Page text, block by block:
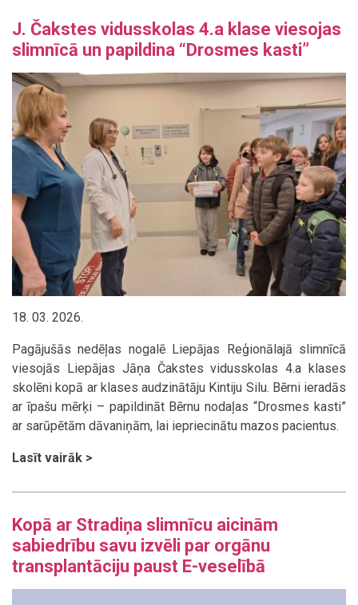
J. Čakstes vidusskolas 4.a klase viesojas
slimnīcā un papildina “Drosmes kasti”
18. 03. 2026.
Pagājušās nedēļas nogalē Liepājas Reģionālajā slimnīcā
viesojās Liepājas Jāņa Čakstes vidusskolas 4.a klases
skolēni kopā ar klases audzinātāju Kintiju Silu. Bērni ieradās
ar īpašu mērķi – papildināt Bērnu nodaļas “Drosmes kasti”
ar sarūpētām dāvaniņām, lai iepriecinātu mazos pacientus.
Lasīt vairāk >
Kopā ar Stradiņa slimnīcu aicinām
sabiedrību savu izvēli par orgānu
transplantāciju paust E-veselībā